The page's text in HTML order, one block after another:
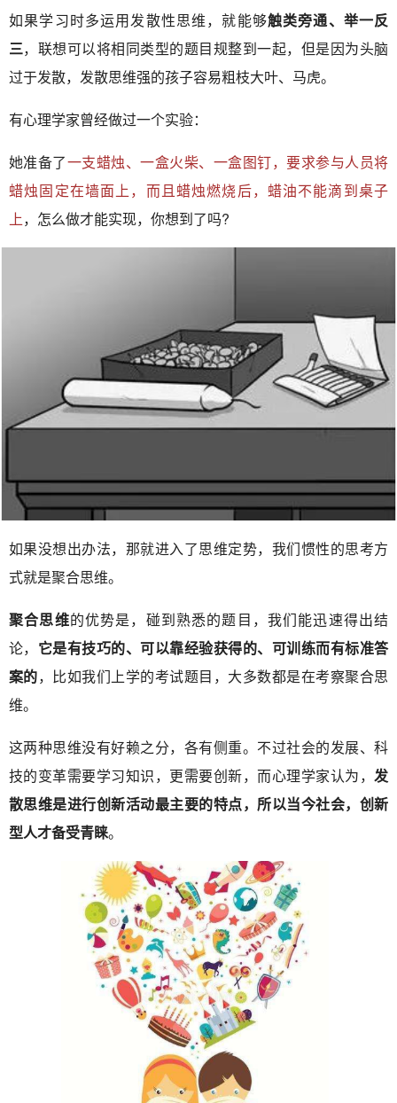
如果学习时多运用发散性思维，就能够触类旁通、举一反
三，联想可以将相同类型的题目规整到一起，但是因为头脑
过于发散，发散思维强的孩子容易粗枝大叶、马虎。
有心理学家曾经做过一个实验：
她准备了一支蜡烛、一盒火柴、一盒图钉，要求参与人员将
蜡烛固定在墙面上，而且蜡烛燃烧后，蜡油不能滴到桌子
上，怎么做才能实现，你想到了吗?
如果没想出办法，那就进入了思维定势，我们惯性的思考方
式就是聚合思维。
聚合思维的优势是，碰到熟悉的题目，我们能迅速得出结
论， 它是有技巧的、可以靠经验获得的、可训练而有标准答
案的，比如我们上学的考试题目，大多数都是在考察聚合思
维。
这两种思维没有好赖之分，各有侧重。不过社会的发展、科
技的变革需要学习知识，更需要创新，而心理学家认为， 发
散思维是进行创新活动最主要的特点，所以当今社会，创新
型人才备受青睐。